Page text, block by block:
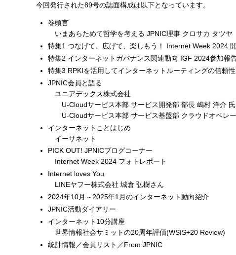
今回発行された89号の誌面構成は以下となっています。
巻頭言
いまあらためて哲学を考える JPNIC理事 クロサカ タツヤ
特集1 つなげて、広げて、楽しもう！ Internet Week 2024
特集2 インターネットガバナンス関連動向 IGF 2024参加報
特集3 RPKIを活用してインターネットルーティングの信頼
JPNIC会員と語る
ユニアデックス株式会社
U-Cloudサービス本部 サービス開発部 部長 嶋村 洋介 氏
U-Cloudサービス本部 サービス基盤部 クラウドオペレ
インターネットことはじめ
イーサネット
PICK OUT! JPNICブログコーナー
Internet Week 2024 フォトレポート
Internet loves You
LINEヤフー株式会社 城倉 弘樹さん
2024年10月～2025年1月のインターネット動向紹介
JPNIC活動ダイアリー
インターネット10分講座
世界情報社会サミットの20周年評価(WSIS+20 Review)
統計情報／会員リスト／From JPNIC